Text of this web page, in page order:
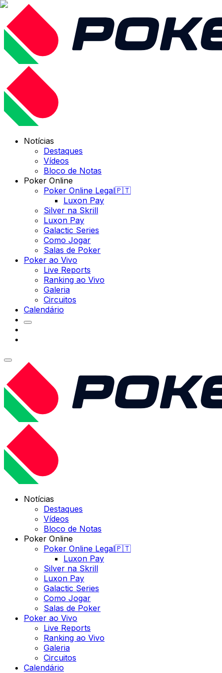
Notícias
Destaques
Vídeos
Bloco de Notas
Poker Online
Poker Online Legal🇵🇹
Luxon Pay
Silver na Skrill
Luxon Pay
Galactic Series
Como Jogar
Salas de Poker
Poker ao Vivo
Live Reports
Ranking ao Vivo
Galeria
Circuitos
Calendário
Notícias
Destaques
Vídeos
Bloco de Notas
Poker Online
Poker Online Legal🇵🇹
Luxon Pay
Silver na Skrill
Luxon Pay
Galactic Series
Como Jogar
Salas de Poker
Poker ao Vivo
Live Reports
Ranking ao Vivo
Galeria
Circuitos
Calendário